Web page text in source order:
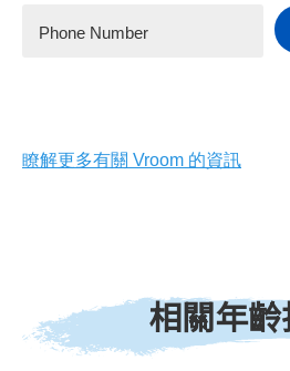
Phone Number
瞭解更多有關 Vroom 的資訊
相關年